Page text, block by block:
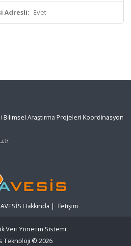
Adresli: Evet
Araştırma Projeleri Koordinasyon
AVESİS Hakkında | İletişim
Veri Yönetim Sistemi
Teknoloji © 2026